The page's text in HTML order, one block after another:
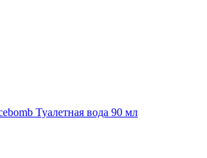
Туалетная вода 90 мл